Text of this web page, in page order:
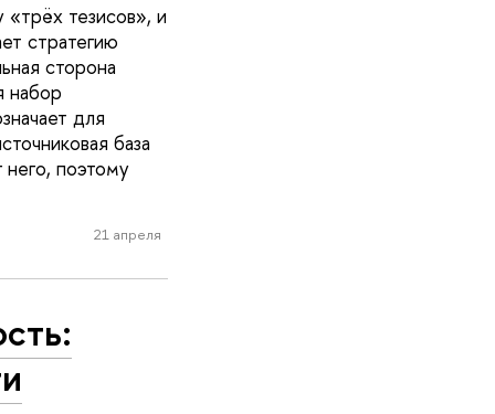
тезисов», и
стратегию
сторона
набор
для
база
поэтому
21 апреля